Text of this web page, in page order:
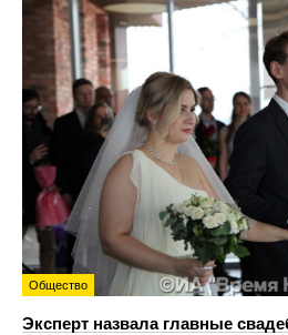
Общество
Эксперт назвала главные